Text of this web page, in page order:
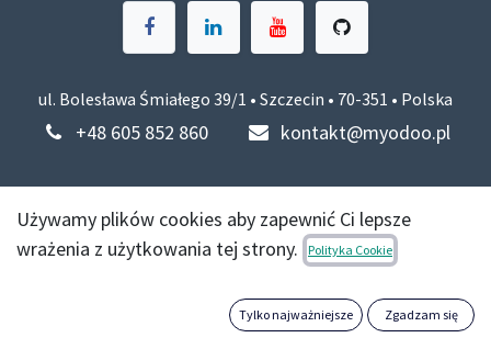
ul. Bolesława Śmiałego 39/1 • Szczecin • 70-351 • Polska
+48 605 852 860 kontakt@myodoo.pl
Używamy plików cookies aby zapewnić Ci lepsze
wrażenia z użytkowania tej strony.
Polityka Cookie
Tylko najważniejsze Zgadzam się